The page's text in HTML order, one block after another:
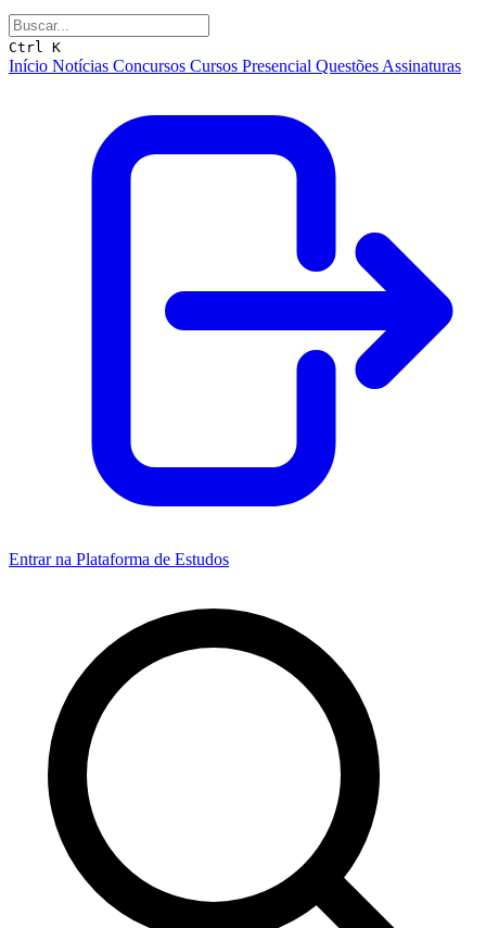
Ctrl K
Início Notícias Concursos Cursos Presencial Questões Assinaturas
Entrar na Plataforma de Estudos